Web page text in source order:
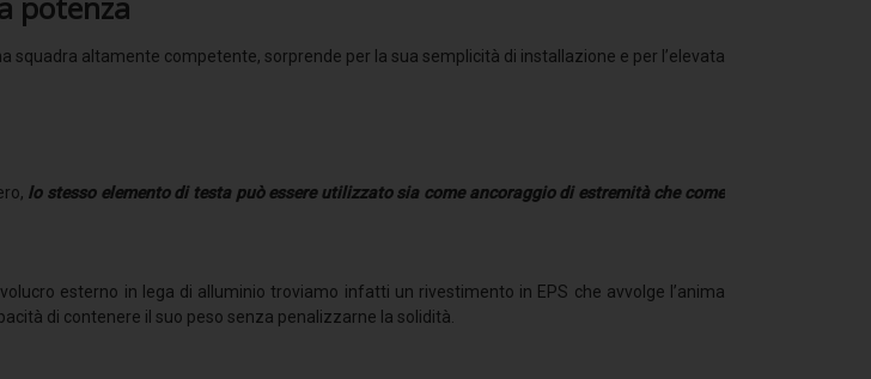
squadra altamente competente, sorprende per la sua semplicità di installazione e per l’elevata
lo stesso elemento di testa può essere utilizzato sia come ancoraggio di estremità che come
esterno in lega di alluminio troviamo infatti un rivestimento in EPS che avvolge l’anima
di contenere il suo peso senza penalizzarne la solidità.